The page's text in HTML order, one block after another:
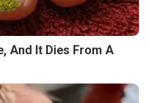
And It Dies From A